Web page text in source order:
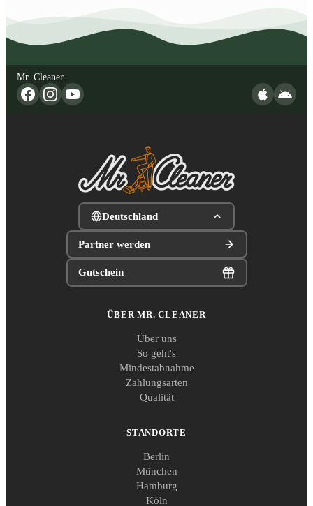
Mr. Cleaner
Deutschland
Partner werden
Gutschein
ÜBER MR. CLEANER
Über uns
So geht's
Mindestabnahme
Zahlungsarten
Qualität
STANDORTE
Berlin
München
Hamburg
Köln